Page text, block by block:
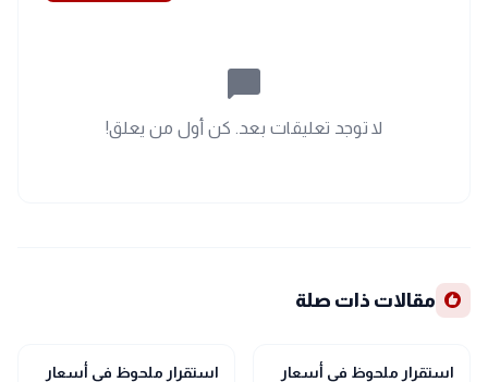
chat_bubble_outline
لا توجد تعليقات بعد. كن أول من يعلق!
recommend مقالات ذات صلة
اقتصاد
استقرار ملحوظ في أسعار اقتصاد
استقرار ملحوظ في أسعار